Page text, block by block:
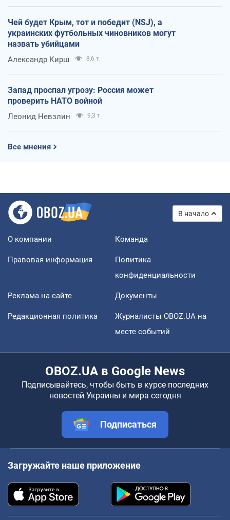
Чей будет Крым, тот и победит (NSJ), а
украинских футбольных чиновников могут
назвать убийцами
Александр Кирш 8,6 т.
Запад проспал угрозу: Россия может
проверить НАТО войной
Леонид Невзлин 9,3 т.
Все мнения
В начало
О компании Команда
Правовая информация
Политика
конфиденциальности
Реклама на сайте Документы
Редакционная политика
Журналисты OBOZ.UA на
месте событий
OBOZ.UA в Google News
Подписывайтесь, чтобы быть в курсе последних
новостей Украины и мира сегодня
Подписаться
Загружайте наше приложение